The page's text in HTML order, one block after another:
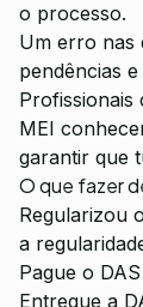
o processo.
Um erro nas
pendências
Profissionais
MEI
garantir que
O que fazer
Regularizou
a
Pague o
Entregue a